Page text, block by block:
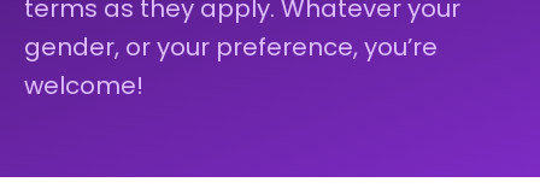
terms as they apply. Whatever your
gender, or your preference, you’re
welcome!